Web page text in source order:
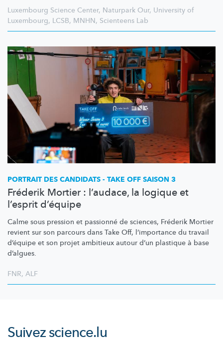
Luxembourg Science Center, Naturpark Our, University of
Luxembourg, LCSB, MNHN, Scienteens Lab
PORTRAIT DES CANDIDATS - TAKE OFF SAISON 3
Fréderik Mortier : l’audace, la logique et
l’esprit d’équipe
Calme sous pression et passionné de sciences, Fréderik Mortier
revient sur son parcours dans Take Off, l’importance du travail
d’équipe et son projet ambitieux autour d’un plastique à base
d’algues.
FNR, ALF
Suivezscience.lu